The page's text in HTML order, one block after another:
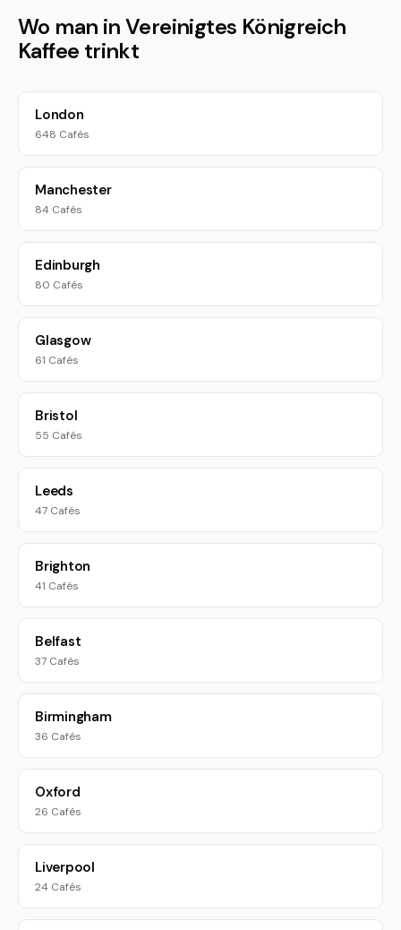
Wo man in Vereinigtes Königreich
Kaffee trinkt
London
648 Cafés
Manchester
84 Cafés
Edinburgh
80 Cafés
Glasgow
61 Cafés
Bristol
55 Cafés
Leeds
47 Cafés
Brighton
41 Cafés
Belfast
37 Cafés
Birmingham
36 Cafés
Oxford
26 Cafés
Liverpool
24 Cafés